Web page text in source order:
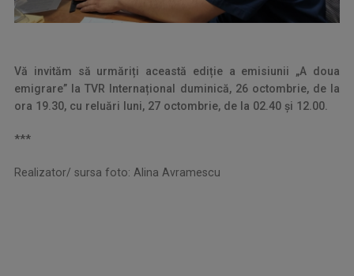
Vă invităm să urmăriți această ediție a emisiunii „A doua
emigrare” la TVR Internațional duminică, 26 octombrie, de la
ora 19.30, cu reluări luni, 27 octombrie, de la 02.40 și 12.00.
***
Realizator/ sursa foto: Alina Avramescu